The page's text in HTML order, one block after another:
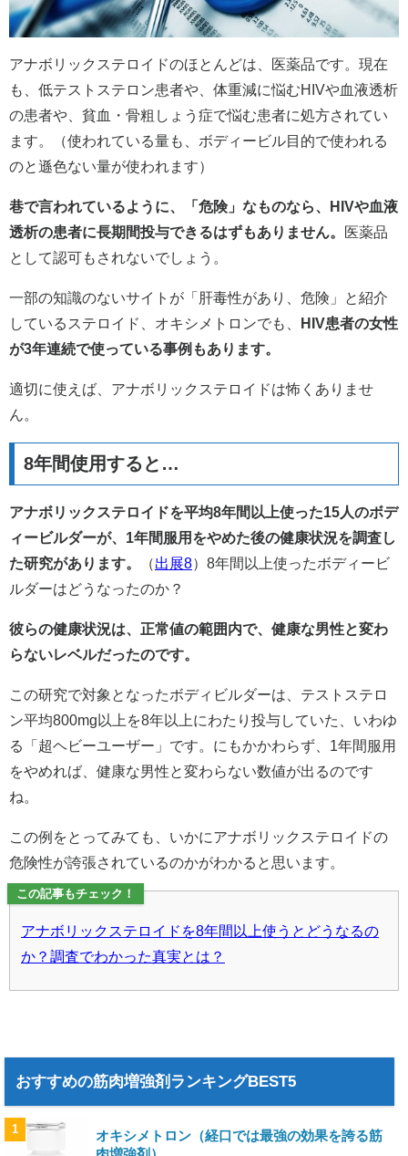
アナボリックステロイドのほとんどは、医薬品です。現在
も、低テストステロン患者や、体重減に悩むHIVや血液透析
の患者や、貧血・骨粗しょう症で悩む患者に処方されてい
ます。（使われている量も、ボディービル目的で使われる
のと遜色ない量が使われます）
巷で言われているように、「危険」なものなら、HIVや血液
透析の患者に長期間投与できるはずもありません。
医薬品
として認可もされないでしょう。
一部の知識のないサイトが「肝毒性があり、危険」と紹介
しているステロイド、オキシメトロンでも、
HIV患者の女性
が3年連続で使っている事例もあります。
適切に使えば、アナボリックステロイドは怖くありませ
ん。
8年間使用すると…
アナボリックステロイドを平均8年間以上使った15人のボデ
ィービルダーが、1年間服用をやめた後の健康状況を調査し
た研究があります。
（出展8）8年間以上使ったボディービ
ルダーはどうなったのか？
彼らの健康状況は、正常値の範囲内で、健康な男性と変わ
らないレベルだったのです。
この研究で対象となったボディビルダーは、テストステロ
ン平均800mg以上を8年以上にわたり投与していた、いわゆ
る「超ヘビーユーザー」です。にもかかわらず、1年間服用
をやめれば、健康な男性と変わらない数値が出るのです
ね。
この例をとってみても、いかにアナボリックステロイドの
危険性が誇張されているのかがわかると思います。
この記事もチェック！
アナボリックステロイドを8年間以上使うとどうなるの
か？調査でわかった真実とは？
おすすめの筋肉増強剤ランキングBEST5
1
オキシメトロン（経口では最強の効果を誇る筋